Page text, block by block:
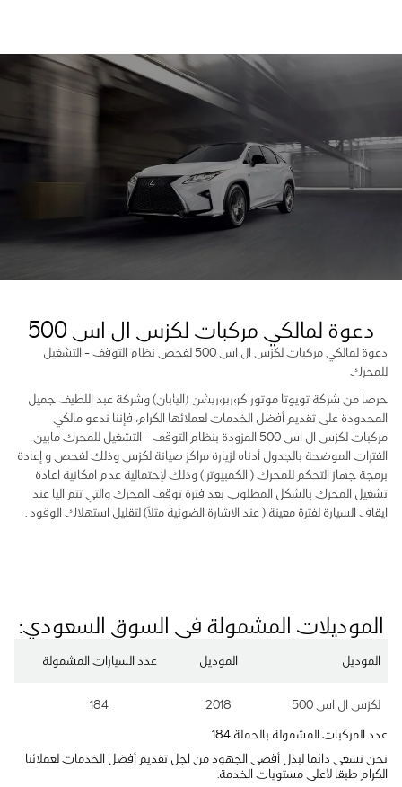
لفحص نظام التوقف – التشغيل
للمحرك
دعوة لمالكي مركبات لكزس ال اس 500
دعوة لمالكي مركبات لكزس ال اس 500 لفحص نظام التوقف – التشغيل
للمحرك
حرصا من شركة تويوتا موتور كوربوريشن (اليابان) وشركة عبد اللطيف جميل
المحدودة على تقديم أفضل الخدمات لعملائها الكرام، فإننا ندعو مالكي
مركبات لكزس ال اس 500 المزودة بنظام التوقف – التشغيل للمحرك مابين
الفترات الموضحة بالجدول أدناه لزيارة مراكز صيانة لكزس وذلك لفحص و إعادة
برمجة جهاز التحكم للمحرك ( الكمبيوتر ) وذلك لإحتمالية عدم امكانية اعادة
تشغيل المحرك بالشكل المطلوب بعد فترة توقف المحرك والتي تتم اليا عند
ايقاف السيارة لفترة معينة ( عند الاشارة الضوئية مثلاً) لتقليل استهلاك الوقود .
الموديلات المشمولة في السوق السعودي:
الموديل الموديل عدد السيارات المشمولة
لكزس ال اس 500 2018
184
عدد المركبات المشمولة بالحملة 184
نحن نسعى دائما لبذل أقصى الجهود من اجل تقديم أفضل الخدمات لعملائنا
الكرام طبقا لأعلى مستويات الخدمة.